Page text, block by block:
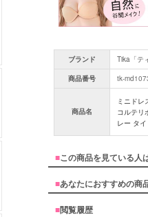
ブランド
Tika「テ
商品番号
tk-
商品名
ミニドレ
コルテリ
レー タ
■この商品を見ている人
■あなたにおすすめの商
■閲覧履歴